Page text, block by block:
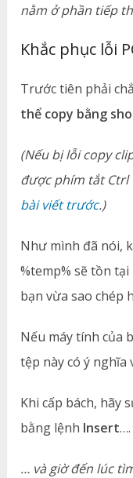
nằm ở phần tiếp
Khắc phục lỗi
Trước tiên phải
thể copy bằng
(Nếu bị lỗi copy
được phím tắt Ctrl
bài viết trước.)
Như mình đã nói,
%temp% sẽ tồn
bạn vừa sao chép
Nếu máy tính của
tệp này có ý nghĩa
Khi cấp bách, hãy
bằng lệnh Insert….
… và giờ đến lúc